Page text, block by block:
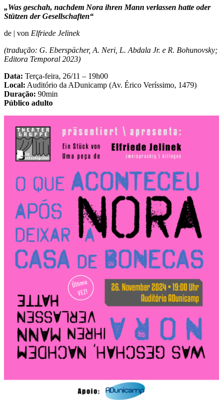
„Was geschah, nachdem Nora ihren Mann verlassen hatte oder
Stützen der Gesellschaften“
de | von Elfriede Jelinek
(tradução: G. Eberspächer, A. Neri, L. Abdala Jr. e R. Bohunovsky;
Editora Temporal 2023)
Data: Terça-feira, 26/11 – 19h00
Local: Auditório da ADunicamp (Av. Érico Veríssimo, 1479)
Duração: 90min
Público adulto